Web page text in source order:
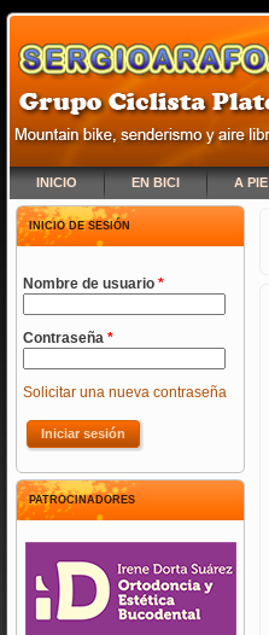
INICIO EN BICI A PIE
INICIO DE SESIÓN
Nombre de usuario *
Contraseña *
Solicitar una nueva contraseña
PATROCINADORES